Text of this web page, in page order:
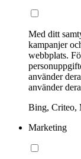
Med ditt
kampanjer
webbplats.
använder
använder
Bing, Criteo,
Marketing